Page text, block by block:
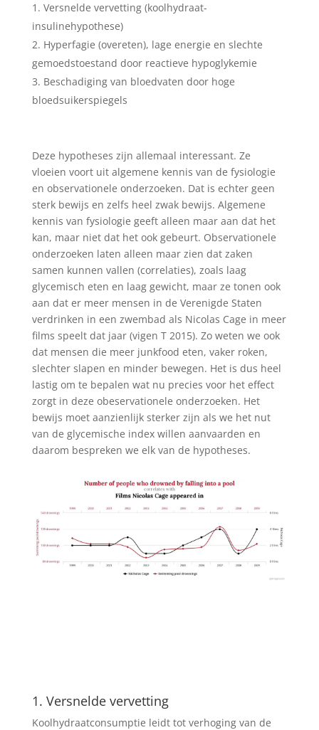
Versnelde vervetting (koolhydraat-
insulinehypothese)
Hyperfagie (overeten), lage energie en slechte
gemoedstoestand door reactieve hypoglykemie
Beschadiging van bloedvaten door hoge
bloedsuikerspiegels
Deze hypotheses zijn allemaal interessant. Ze
vloeien voort uit algemene kennis van de fysiologie
en observationele onderzoeken. Dat is echter geen
sterk bewijs en zelfs heel zwak bewijs. Algemene
kennis van fysiologie geeft alleen maar aan dat het
kan, maar niet dat het ook gebeurt. Observationele
onderzoeken laten alleen maar zien dat zaken
samen kunnen vallen (correlaties), zoals laag
glycemisch eten en laag gewicht, maar ze tonen ook
aan dat er meer mensen in de Verenigde Staten
verdrinken in een zwembad als Nicolas Cage in meer
films speelt dat jaar (vigen T 2015). Zo weten we ook
dat mensen die meer junkfood eten, vaker roken,
slechter slapen en minder bewegen. Het is dus heel
lastig om te bepalen wat nu precies voor het effect
zorgt in deze obeservationele onderzoeken. Het
bewijs moet aanzienlijk sterker zijn als we het nut
van de glycemische index willen aanvaarden en
daarom bespreken we elk van de hypotheses.
1. Versnelde vervetting
Koolhydraatconsumptie leidt tot verhoging van de